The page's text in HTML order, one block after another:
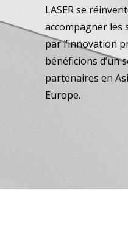
LASER se
accompagner les
par l’innovation
bénéficions d’un
partenaires en
Europe.